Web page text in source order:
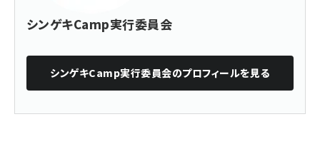
シンゲキCamp実行委員会
シンゲキCamp実行委員会のプロフィールを見る